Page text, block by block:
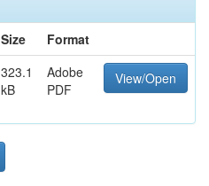
Size
Format
323.1
kB
Adobe
PDF
View/Open